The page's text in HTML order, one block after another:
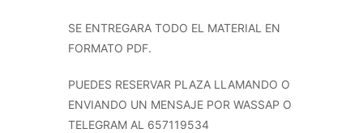
SE ENTREGARA TODO EL MATERIAL EN
FORMATO PDF.
PUEDES RESERVAR PLAZA LLAMANDO O
ENVIANDO UN MENSAJE POR WASSAP O
TELEGRAM AL 657119534